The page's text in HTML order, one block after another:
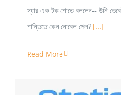
স্যার এক টক শোতে বললেন-- উনি
শান্তিতে কেন নোবেল পেল? [...]
Read More